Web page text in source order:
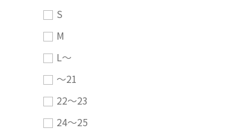
S
M
L～
～21
22～23
24～25